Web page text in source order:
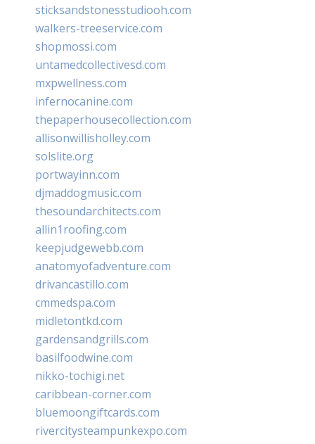
sticksandstonesstudiooh.com
walkers-treeservice.com
shopmossi.com
untamedcollectivesd.com
mxpwellness.com
infernocanine.com
thepaperhousecollection.com
allisonwillisholley.com
solslite.org
portwayinn.com
djmaddogmusic.com
thesoundarchitects.com
allin1roofing.com
keepjudgewebb.com
anatomyofadventure.com
drivancastillo.com
cmmedspa.com
midletontkd.com
gardensandgrills.com
basilfoodwine.com
nikko-tochigi.net
caribbean-corner.com
bluemoongiftcards.com
rivercitysteampunkexpo.com